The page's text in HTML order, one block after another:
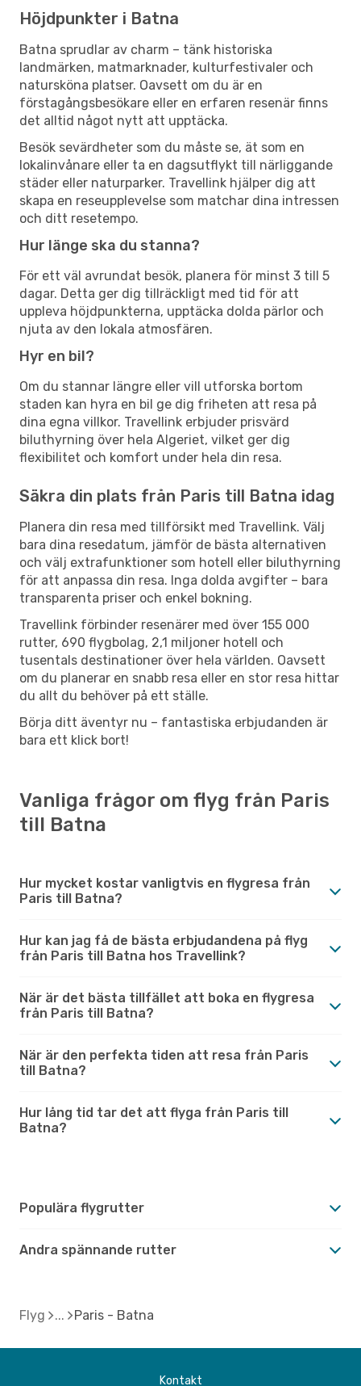
Höjdpunkter i Batna
Batna sprudlar av charm – tänk historiska
landmärken, matmarknader, kulturfestivaler och
natursköna platser. Oavsett om du är en
förstagångsbesökare eller en erfaren resenär finns
det alltid något nytt att upptäcka.
Besök sevärdheter som du måste se, ät som en
lokalinvånare eller ta en dagsutflykt till närliggande
städer eller naturparker. Travellink hjälper dig att
skapa en reseupplevelse som matchar dina intressen
och ditt resetempo.
Hur länge ska du stanna?
För ett väl avrundat besök, planera för minst 3 till 5
dagar. Detta ger dig tillräckligt med tid för att
uppleva höjdpunkterna, upptäcka dolda pärlor och
njuta av den lokala atmosfären.
Hyr en bil?
Om du stannar längre eller vill utforska bortom
staden kan hyra en bil ge dig friheten att resa på
dina egna villkor. Travellink erbjuder prisvärd
biluthyrning över hela Algeriet, vilket ger dig
flexibilitet och komfort under hela din resa.
Säkra din plats från Paris till Batna idag
Planera din resa med tillförsikt med Travellink. Välj
bara dina resedatum, jämför de bästa alternativen
och välj extrafunktioner som hotell eller biluthyrning
för att anpassa din resa. Inga dolda avgifter – bara
transparenta priser och enkel bokning.
Travellink förbinder resenärer med över 155 000
rutter, 690 flygbolag, 2,1 miljoner hotell och
tusentals destinationer över hela världen. Oavsett
om du planerar en snabb resa eller en stor resa hittar
du allt du behöver på ett ställe.
Börja ditt äventyr nu – fantastiska erbjudanden är
bara ett klick bort!
Vanliga frågor om flyg från Paris
till Batna
Hur mycket kostar vanligtvis en flygresa från
Paris till Batna?
Hur kan jag få de bästa erbjudandena på flyg
från Paris till Batna hos Travellink?
När är det bästa tillfället att boka en flygresa
från Paris till Batna?
När är den perfekta tiden att resa från Paris
till Batna?
Hur lång tid tar det att flyga från Paris till
Batna?
Populära flygrutter
Andra spännande rutter
Flyg Paris - Batna
Kontakt